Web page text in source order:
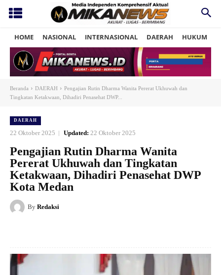
HOME NASIONAL INTERNASIONAL DAERAH HUKUM
Beranda DAERAH
Pengajian Rutin Dharma Wanita Pererat Ukhuwah dan
Tingkatan Ketakwaan, Dihadiri Penasehat DWP...
DAERAH
22 Oktober 2025 Updated: 22 Oktober 2025
Pengajian Rutin Dharma Wanita
Pererat Ukhuwah dan Tingkatan
Ketakwaan, Dihadiri Penasehat DWP
Kota Medan
By Redaksi